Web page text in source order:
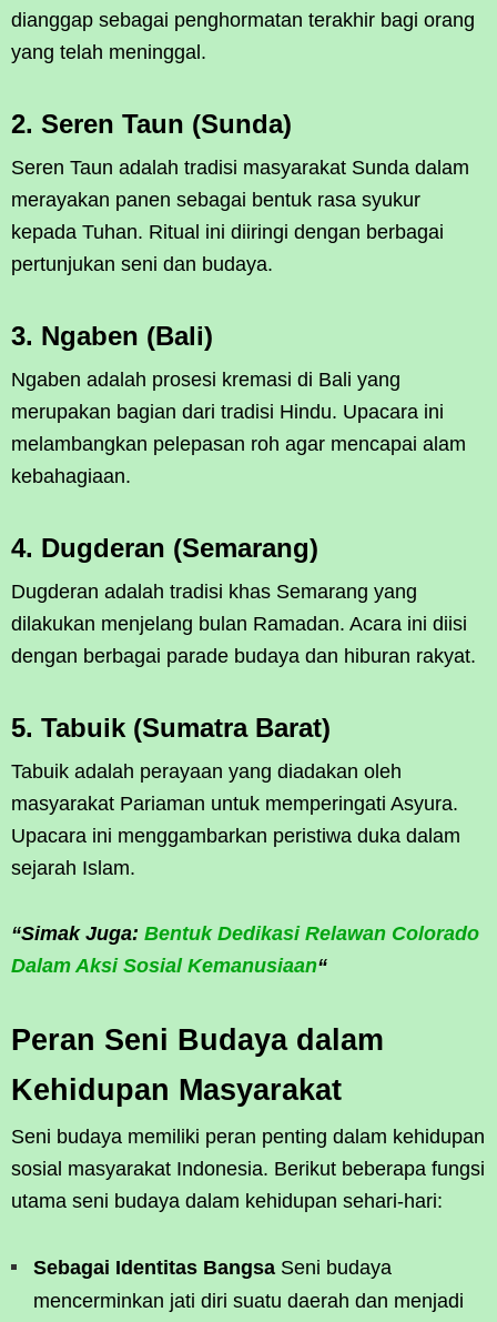
dianggap sebagai penghormatan terakhir bagi orang
yang telah meninggal.
2. Seren Taun (Sunda)
Seren Taun adalah tradisi masyarakat Sunda dalam
merayakan panen sebagai bentuk rasa syukur
kepada Tuhan. Ritual ini diiringi dengan berbagai
pertunjukan seni dan budaya.
3. Ngaben (Bali)
Ngaben adalah prosesi kremasi di Bali yang
merupakan bagian dari tradisi Hindu. Upacara ini
melambangkan pelepasan roh agar mencapai alam
kebahagiaan.
4. Dugderan (Semarang)
Dugderan adalah tradisi khas Semarang yang
dilakukan menjelang bulan Ramadan. Acara ini diisi
dengan berbagai parade budaya dan hiburan rakyat.
5. Tabuik (Sumatra Barat)
Tabuik adalah perayaan yang diadakan oleh
masyarakat Pariaman untuk memperingati Asyura.
Upacara ini menggambarkan peristiwa duka dalam
sejarah Islam.
“Simak Juga: Bentuk Dedikasi Relawan Colorado
Dalam Aksi Sosial Kemanusiaan“
Peran Seni Budaya dalam
Kehidupan Masyarakat
Seni budaya memiliki peran penting dalam kehidupan
sosial masyarakat Indonesia. Berikut beberapa fungsi
utama seni budaya dalam kehidupan sehari-hari:
Sebagai Identitas Bangsa Seni budaya
mencerminkan jati diri suatu daerah dan menjadi